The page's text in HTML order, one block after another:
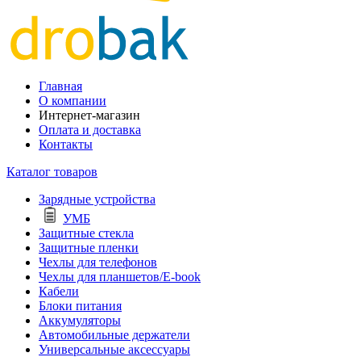
Главная
О компании
Интернет-магазин
Оплата и доставка
Контакты
Каталог товаров
Зарядные устройства
УМБ
Защитные стекла
Защитные пленки
Чехлы для телефонов
Чехлы для планшетов/E-book
Кабели
Блоки питания
Аккумуляторы
Автомобильные держатели
Универсальные аксессуары